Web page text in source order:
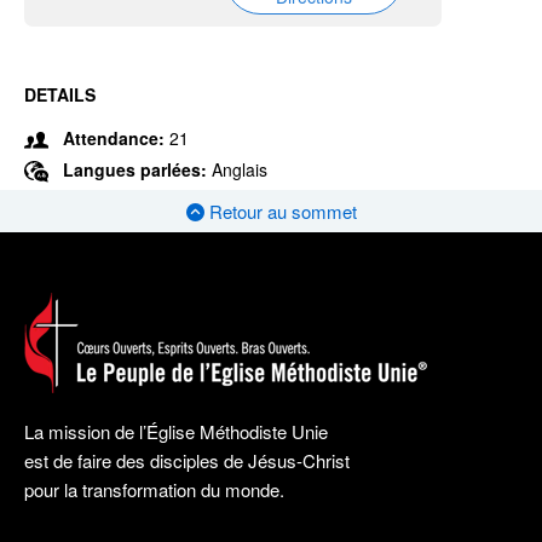
DETAILS
Attendance: 21
Langues parlées: Anglais
Retour au sommet
La mission de l’Église Méthodiste Unie
est de faire des disciples de Jésus-Christ
pour la transformation du monde.